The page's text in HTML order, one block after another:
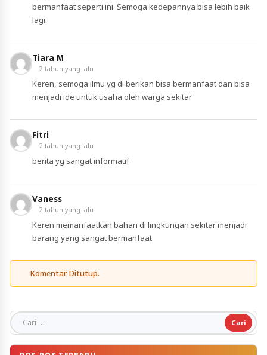
bermanfaat seperti ini. Semoga kedepannya bisa lebih baik
lagi.
Tiara M
2 tahun yang lalu
Keren, semoga ilmu yg di berikan bisa bermanfaat dan bisa
menjadi ide untuk usaha oleh warga sekitar
Fitri
2 tahun yang lalu
berita yg sangat informatif
Vaness
2 tahun yang lalu
Keren memanfaatkan bahan di lingkungan sekitar menjadi
barang yang sangat bermanfaat
Komentar Ditutup.
Cari untuk: